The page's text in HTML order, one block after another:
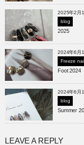
2025年2月
blog
2025
2024年6月
Freeze
Foot 2024
2024年6月
blog
Summer
LEAVE A REPLY